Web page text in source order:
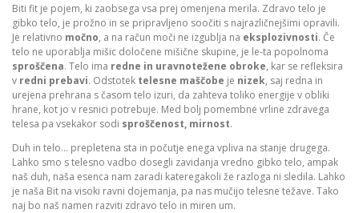
Biti fit je pojem, ki zaobsega vsa prej omenjena merila. Zdravo telo je
gibko telo, je prožno in se pripravljeno soočiti s najrazličnejšimi opravili.
Je relativno močno, a na račun moči ne izgublja na eksplozivnosti. Če
telo ne uporablja mišic določene mišične skupine, je le-ta popolnoma
sproščena. Telo ima redne in uravnotežene obroke, kar se refleksira
v redni prebavi. Odstotek telesne maščobe je nizek, saj redna in
urejena prehrana s časom telo izuri, da zahteva toliko energije v obliki
hrane, kot jo v resnici potrebuje. Med bolj pomembne vrline zdravega
telesa pa vsekakor sodi sproščenost, mirnost.
Duh in telo… prepletena sta in počutje enega vpliva na stanje drugega.
Lahko smo s telesno vadbo dosegli zavidanja vredno gibko telo, ampak
naš duh, naša esenca nam zaradi kateregakoli že razloga ni sledila. Lahko
je naša Bit na visoki ravni dojemanja, pa nas mučijo telesne težave. Tako
naj bo naš namen razviti zdravo telo in miren um.